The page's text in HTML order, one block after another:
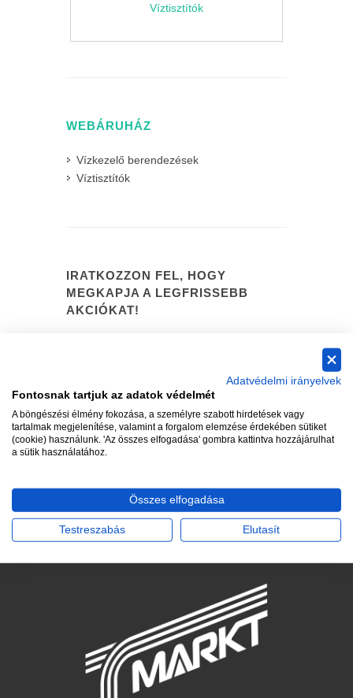
Víztisztítók
WEBÁRUHÁZ
Vízkezelő berendezések
Víztisztítók
IRATKOZZON FEL, HOGY
MEGKAPJA A LEGFRISSEBB
AKCIÓKAT!
Adatvédelmi irányelvek
Fontosnak tartjuk az adatok védelmét
A böngészési élmény fokozása, a személyre szabott hirdetések vagy
tartalmak megjelenítése, valamint a forgalom elemzése érdekében sütiket
(cookie) használunk. 'Az összes elfogadása' gombra kattintva hozzájárulhat
a sütik használatához.
Összes elfogadása
Testreszabás Elutasít